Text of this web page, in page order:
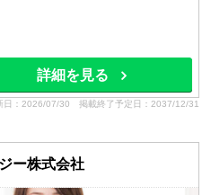
詳細を見る
日：2026/07/30 掲載終了予定日：2037/12/31
ー株式会社